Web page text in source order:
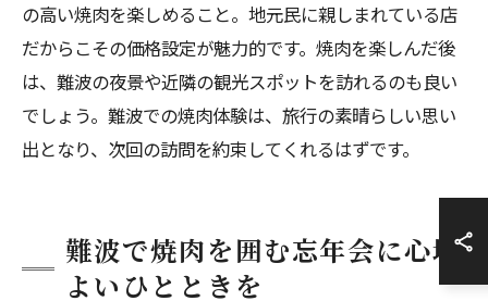
の高い焼肉を楽しめること。地元民に親しまれている店
だからこその価格設定が魅力的です。焼肉を楽しんだ後
は、難波の夜景や近隣の観光スポットを訪れるのも良い
でしょう。難波での焼肉体験は、旅行の素晴らしい思い
出となり、次回の訪問を約束してくれるはずです。
難波で焼肉を囲む忘年会に心地
よいひとときを